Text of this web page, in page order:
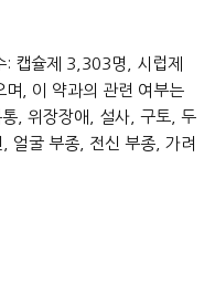
: 캡슐제 3,303명, 시럽제
, 이 약과의 관련 여부는
, 위장장애, 설사, 구토, 두
얼굴 부종, 전신 부종, 가려